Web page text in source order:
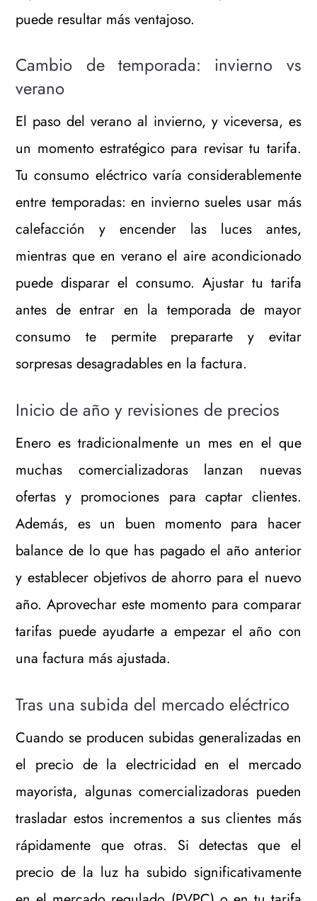
puede resultar más ventajoso.
Cambio de temporada: invierno vs
verano
El paso del verano al invierno, y viceversa, es
un momento estratégico para revisar tu tarifa.
Tu consumo eléctrico varía considerablemente
entre temporadas: en invierno sueles usar más
calefacción y encender las luces antes,
mientras que en verano el aire acondicionado
puede disparar el consumo. Ajustar tu tarifa
antes de entrar en la temporada de mayor
consumo te permite prepararte y evitar
sorpresas desagradables en la factura.
Inicio de año y revisiones de precios
Enero es tradicionalmente un mes en el que
muchas comercializadoras lanzan nuevas
ofertas y promociones para captar clientes.
Además, es un buen momento para hacer
balance de lo que has pagado el año anterior
y establecer objetivos de ahorro para el nuevo
año. Aprovechar este momento para comparar
tarifas puede ayudarte a empezar el año con
una factura más ajustada.
Tras una subida del mercado eléctrico
Cuando se producen subidas generalizadas en
el precio de la electricidad en el mercado
mayorista, algunas comercializadoras pueden
trasladar estos incrementos a sus clientes más
rápidamente que otras. Si detectas que el
precio de la luz ha subido significativamente